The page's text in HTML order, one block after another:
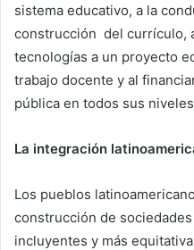
sistema educativo, a la
construcción del currículo,
tecnologías a un proyecto
trabajo docente y al
pública en todos sus
La integración
Los pueblos
construcción de
incluyentes y más